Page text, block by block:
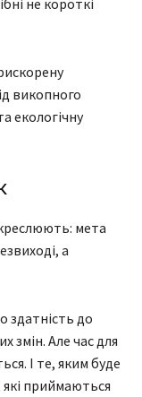
викопного
екологічну
мета
а
до
змін. Але час для
І те, яким буде
приймаються